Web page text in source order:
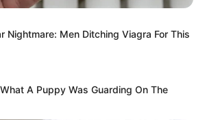
Nightmare: Men Ditching Viagra For This
A Puppy Was Guarding On The